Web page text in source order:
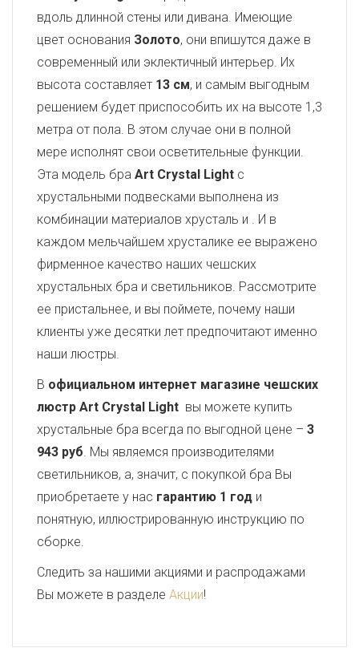
вдоль длинной стены или дивана. Имеющие
цвет основания Золото, они впишутся даже в
современный или эклектичный интерьер. Их
высота составляет 13 см, и самым выгодным
решением будет приспособить их на высоте 1,3
метра от пола. В этом случае они в полной
мере исполнят свои осветительные функции.
Эта модель бра Art Crystal Light с
хрустальными подвесками выполнена из
комбинации материалов хрусталь и . И в
каждом мельчайшем хрусталике ее выражено
фирменное качество наших чешских
хрустальных бра и светильников. Рассмотрите
ее пристальнее, и вы поймете, почему наши
клиенты уже десятки лет предпочитают именно
наши люстры.
В официальном интернет магазине чешских
люстр Art Crystal Light вы можете купить
хрустальные бра всегда по выгодной цене – 3
943 руб. Мы являемся производителями
светильников, а, значит, с покупкой бра Вы
приобретаете у нас гарантию 1 год и
понятную, иллюстрированную инструкцию по
сборке.
Следить за нашими акциями и распродажами
Вы можете в разделе Акции!